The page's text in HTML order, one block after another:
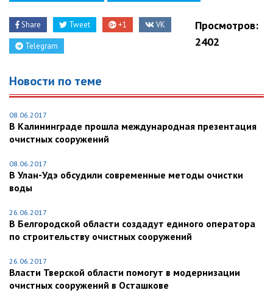
Share Tweet +1 VK
Telegram
Просмотров:
2402
Новости по теме
08.06.2017
В Калининграде прошла международная презентация
очистных сооружений
08.06.2017
В Улан-Удэ обсудили современные методы очистки
воды
26.06.2017
В Белгородской области создадут единого оператора
по строительству очистных сооружений
26.06.2017
Власти Тверской области помогут в модернизации
очистных сооружений в Осташкове